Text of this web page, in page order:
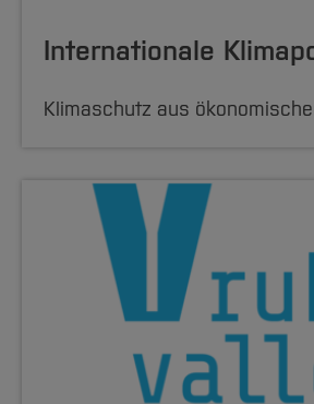
Internationale
Klimaschutz aus